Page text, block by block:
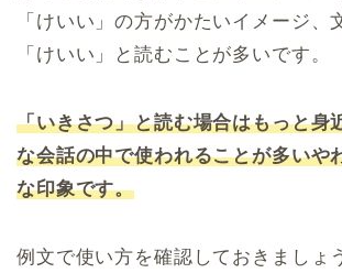
「けいい」の方がかたいイメージ、
「けいい」と読むことが多いです。
「いきさつ」と読む場合はもっと身
な会話の中で使われることが多いや
な印象です。
例文で使い方を確認しておきましょ